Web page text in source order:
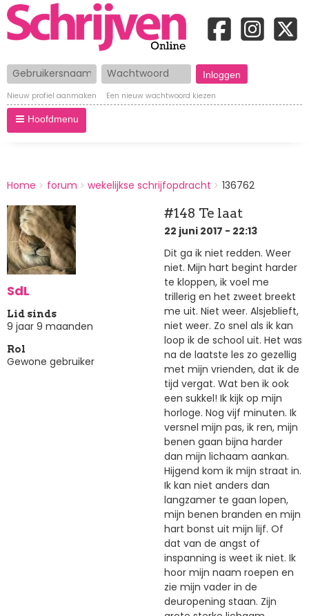
Gebruikersnaam Wachtwoord
Nieuw profiel aanmaken Een nieuw wachtwoord kiezen
Hoofdmenu
BREADCRUMBS
You
here:
Home forum wekelijkse schrijfopdracht 136762
SdL
Lid sinds
9 jaar 9 maanden
Rol
Gewone gebruiker
#148 Te laat
22 juni 2017 - 22:13
Dit ga ik niet redden. Weer
niet. Mijn hart begint harder
te kloppen, ik voel me
trillerig en het zweet breekt
me uit. Niet weer. Alsjeblieft,
niet weer. Zo snel als ik kan
loop ik de school uit. Het was
na de laatste les zo gezellig
met mijn vrienden, dat ik de
tijd vergat. Wat ben ik ook
een sukkel! Ik kijk op mijn
horloge. Nog vijf minuten. Ik
versnel mijn pas, ik ren, mijn
benen gaan bijna harder
dan mijn lichaam aankan.
Hijgend kom ik mijn straat in.
Ik kan niet anders dan
langzamer te gaan lopen,
mijn benen branden en mijn
hart bonst uit mijn lijf. Of
dat van de angst of
inspanning is weet ik niet. Ik
hoor mijn naam roepen en
zie mijn vader in de
deuropening staan. Zijn